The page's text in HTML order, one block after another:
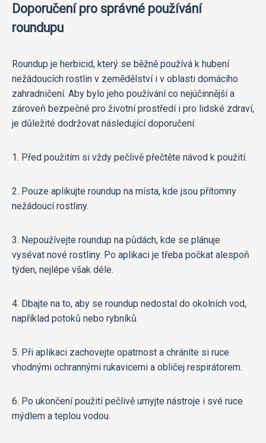
Doporučení pro správné používání
roundupu
Roundup je herbicid, který se běžně používá k hubení
nežádoucích rostlin v zemědělství i v oblasti domácího
zahradničení. Aby bylo jeho používání co nejúčinnější a
zároveň bezpečné pro životní prostředí i pro lidské zdraví,
je důležité dodržovat následující doporučení:
1. Před použitím si vždy pečlivě přečtěte návod k použití.
2. Pouze aplikujte roundup na místa, kde jsou přítomny
nežádoucí rostliny.
3. Nepoužívejte roundup na půdách, kde se plánuje
vysévat nové rostliny. Po aplikaci je třeba počkat alespoň
týden, nejlépe však déle.
4. Dbajte na to, aby se roundup nedostal do okolních vod,
například potoků nebo rybníků.
5. Při aplikaci zachovejte opatrnost a chráníte si ruce
vhodnými ochrannými rukavicemi a obličej respirátorem.
6. Po ukončení použití pečlivě umyjte nástroje i své ruce
mýdlem a teplou vodou.